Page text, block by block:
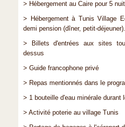
> Hébergement au Caire pour 5
> Hébergement à Tunis Village
demi pension (dîner, petit-déjeuner).
> Billets d'entrées aux sites
dessus
> Guide francophone privé
> Repas mentionnés dans le
> 1 bouteille d'eau minérale durant
> Activité poterie au village Tunis